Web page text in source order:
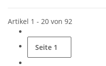
Artikel 1 - 20 von 92
Seite 1